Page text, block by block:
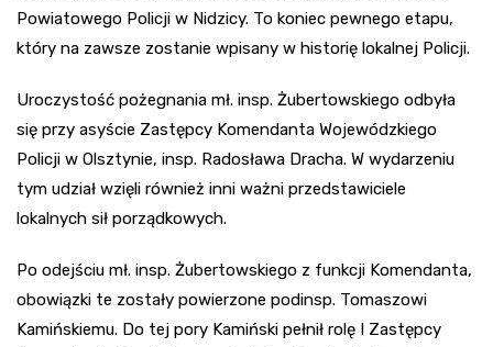
Powiatowego Policji w Nidzicy. To koniec pewnego etapu,
który na zawsze zostanie wpisany w historię lokalnej Policji.
Uroczystość pożegnania mł. insp. Żubertowskiego odbyła
się przy asyście Zastępcy Komendanta Wojewódzkiego
Policji w Olsztynie, insp. Radosława Dracha. W wydarzeniu
tym udział wzięli również inni ważni przedstawiciele
lokalnych sił porządkowych.
Po odejściu mł. insp. Żubertowskiego z funkcji Komendanta,
obowiązki te zostały powierzone podinsp. Tomaszowi
Kamińskiemu. Do tej pory Kamiński pełnił rolę I Zastępcy